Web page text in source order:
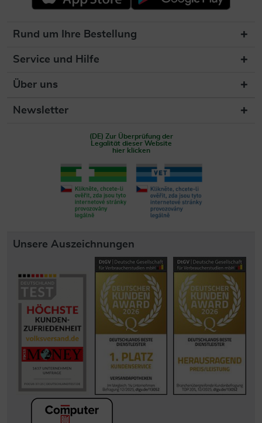
Rund um Ihre Bestellung
Service und Hilfe
Über uns
Newsletter
(DE) Zur Überprüfung der
Legalität dieser Website
hier klicken
Unsere Auszeichnungen